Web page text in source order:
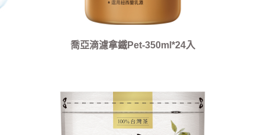
喬亞滴濾拿鐵Pet-350ml*24入